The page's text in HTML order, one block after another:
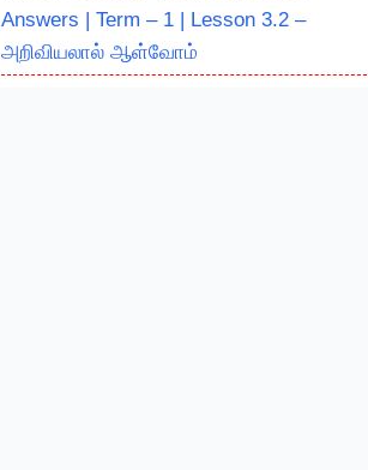
Answers | Term – 1 | Lesson 3.2 –
அறிவியலால் ஆள்வோம்